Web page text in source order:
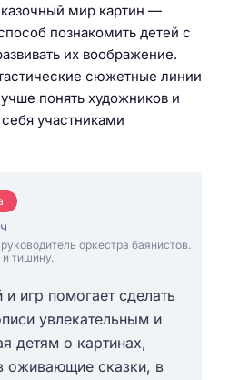
мир картин —
познакомить детей с
их воображение.
сюжетные линии
понять художников и
участниками
оркестра баянистов.
тишину.
игр помогает сделать
увлекательным и
детям о картинах,
оживающие сказки, в